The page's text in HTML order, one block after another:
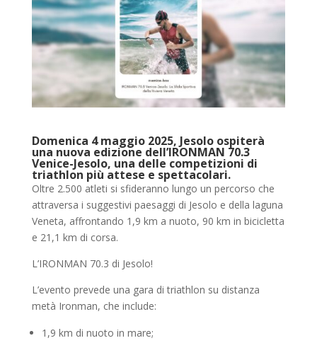
Domenica 4 maggio 2025, Jesolo ospiterà
una nuova edizione dell’IRONMAN 70.3
Venice-Jesolo, una delle competizioni di
triathlon più attese e spettacolari.
Oltre 2.500 atleti si sfideranno lungo un percorso che
attraversa i suggestivi paesaggi di Jesolo e della laguna
Veneta, affrontando 1,9 km a nuoto, 90 km in bicicletta
e 21,1 km di corsa.
L’IRONMAN 70.3 di Jesolo!
L’evento prevede una gara di triathlon su distanza
metà Ironman, che include:
1,9 km di nuoto in mare;